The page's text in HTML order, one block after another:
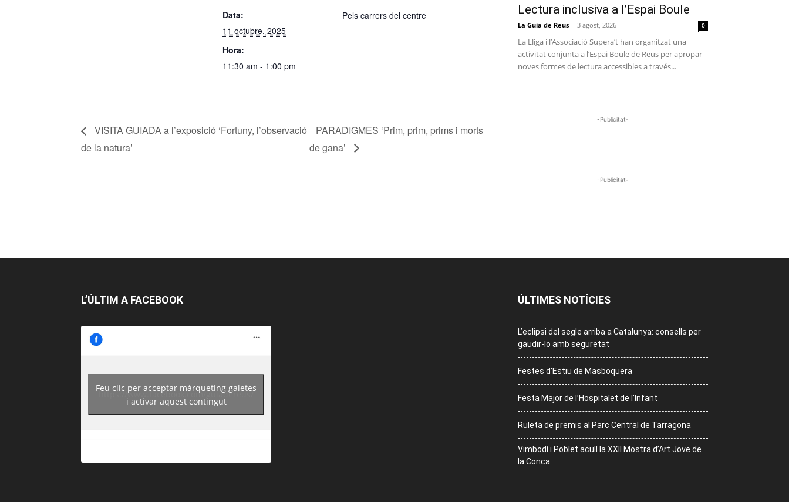
Data:
11 octubre, 2025
Hora:
11:30 am - 1:00 pm
Pels carrers del centre
VISITA GUIADA a l’exposició ‘Fortuny, l’observació
de la natura’
PARADIGMES ‘Prim, prim, prims i morts
de gana’
Lectura inclusiva a l’Espai Boule
La Guia de Reus - 3 agost, 2026 0
La Lliga i l’Associació Supera’t han organitzat una
activitat conjunta a l’Espai Boule de Reus per apropar
noves formes de lectura accessibles a través...
-Publicitat-
-Publicitat-
L’ÚLTIM A FACEBOOK
https://www.facebook.com/guiadereus/
Feu clic per acceptar màrqueting galetes
i activar aquest contingut
ÚLTIMES NOTÍCIES
L’eclipsi del segle arriba a Catalunya: consells per
gaudir-lo amb seguretat
Festes d’Estiu de Masboquera
Festa Major de l’Hospitalet de l’Infant
Ruleta de premis al Parc Central de Tarragona
Vimbodí i Poblet acull la XXII Mostra d’Art Jove de
la Conca